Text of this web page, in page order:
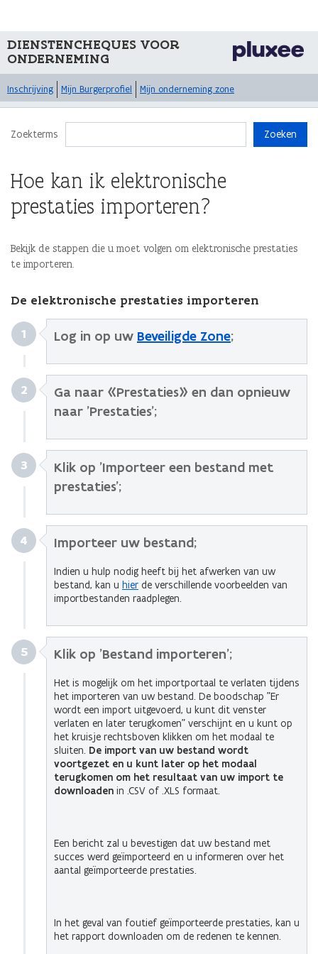
DIENSTENCHEQUES VOOR
ONDERNEMING
Inschrijving Mijn Burgerprofiel Mijn onderneming zone
Zoekterms Zoeken
Hoe kan ik elektronische
prestaties importeren?
Bekijk de stappen die u moet volgen om elektronische prestaties
te importeren.
De elektronische prestaties importeren
1 Log in op uw Beveiligde Zone;
2
Ga naar «Prestaties» en dan opnieuw
naar 'Prestaties';
3
Klik op 'Importeer een bestand met
prestaties';
4 Importeer uw bestand;
Indien u hulp nodig heeft bij het afwerken van uw
bestand, kan u hier de verschillende voorbeelden van
importbestanden raadplegen.
5 Klik op 'Bestand importeren';
Het is mogelijk om het importportaal te verlaten tijdens
het importeren van uw bestand. De boodschap "Er
wordt een import uitgevoerd, u kunt dit venster
verlaten en later terugkomen" verschijnt en u kunt op
het kruisje rechtsboven klikken om het modaal te
sluiten. De import van uw bestand wordt
voortgezet en u kunt later op het modaal
terugkomen om het resultaat van uw import te
downloaden in .CSV of .XLS formaat.
Een bericht zal u bevestigen dat uw bestand met
succes werd geïmporteerd en u informeren over het
aantal geïmporteerde prestaties.
In het geval van foutief geïmporteerde prestaties, kan u
het rapport downloaden om de redenen te kennen.